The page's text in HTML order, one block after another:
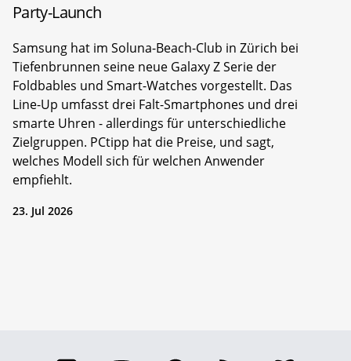
Party-Launch
Samsung hat im Soluna-Beach-Club in Zürich bei
Tiefenbrunnen seine neue Galaxy Z Serie der
Foldbables und Smart-Watches vorgestellt. Das
Line-Up umfasst drei Falt-Smartphones und drei
smarte Uhren - allerdings für unterschiedliche
Zielgruppen. PCtipp hat die Preise, und sagt,
welches Modell sich für welchen Anwender
empfiehlt.
23. Jul 2026